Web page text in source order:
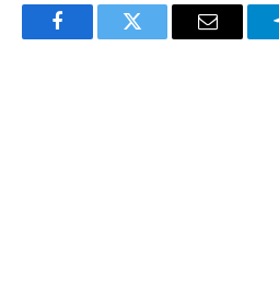
FacebookTwitter Email